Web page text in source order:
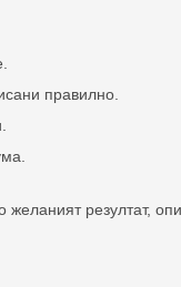
правилно.
резултат,